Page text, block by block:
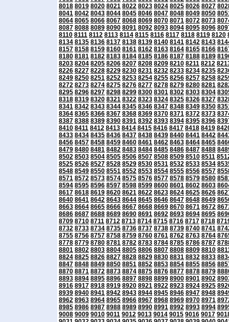
8018 8019 8020 8021 8022 8023 8024 8025 8026 8027
8041 8042 8043 8044 8045 8046 8047 8048 8049 8050
8064 8065 8066 8067 8068 8069 8070 8071 8072 8073
8087 8088 8089 8090 8091 8092 8093 8094 8095 8096
8110 8111 8112 8113 8114 8115 8116 8117 8118 8119 8120
8134 8135 8136 8137 8138 8139 8140 8141 8142 8143
8157 8158 8159 8160 8161 8162 8163 8164 8165 8166
8180 8181 8182 8183 8184 8185 8186 8187 8188 8189
8203 8204 8205 8206 8207 8208 8209 8210 8211 8212
8226 8227 8228 8229 8230 8231 8232 8233 8234 8235
8249 8250 8251 8252 8253 8254 8255 8256 8257 8258
8272 8273 8274 8275 8276 8277 8278 8279 8280 8281
8295 8296 8297 8298 8299 8300 8301 8302 8303 8304
8318 8319 8320 8321 8322 8323 8324 8325 8326 8327
8341 8342 8343 8344 8345 8346 8347 8348 8349 8350
8364 8365 8366 8367 8368 8369 8370 8371 8372 8373
8387 8388 8389 8390 8391 8392 8393 8394 8395 8396
8410 8411 8412 8413 8414 8415 8416 8417 8418 8419
8433 8434 8435 8436 8437 8438 8439 8440 8441 8442
8456 8457 8458 8459 8460 8461 8462 8463 8464 8465
8479 8480 8481 8482 8483 8484 8485 8486 8487 8488
8502 8503 8504 8505 8506 8507 8508 8509 8510 8511
8525 8526 8527 8528 8529 8530 8531 8532 8533 8534
8548 8549 8550 8551 8552 8553 8554 8555 8556 8557
8571 8572 8573 8574 8575 8576 8577 8578 8579 8580
8594 8595 8596 8597 8598 8599 8600 8601 8602 8603
8617 8618 8619 8620 8621 8622 8623 8624 8625 8626
8640 8641 8642 8643 8644 8645 8646 8647 8648 8649
8663 8664 8665 8666 8667 8668 8669 8670 8671 8672
8686 8687 8688 8689 8690 8691 8692 8693 8694 8695
8709 8710 8711 8712 8713 8714 8715 8716 8717 8718
8732 8733 8734 8735 8736 8737 8738 8739 8740 8741
8755 8756 8757 8758 8759 8760 8761 8762 8763 8764
8778 8779 8780 8781 8782 8783 8784 8785 8786 8787
8801 8802 8803 8804 8805 8806 8807 8808 8809 8810
8824 8825 8826 8827 8828 8829 8830 8831 8832 8833
8847 8848 8849 8850 8851 8852 8853 8854 8855 8856
8870 8871 8872 8873 8874 8875 8876 8877 8878 8879
8893 8894 8895 8896 8897 8898 8899 8900 8901 8902
8916 8917 8918 8919 8920 8921 8922 8923 8924 8925
8939 8940 8941 8942 8943 8944 8945 8946 8947 8948
8962 8963 8964 8965 8966 8967 8968 8969 8970 8971
8985 8986 8987 8988 8989 8990 8991 8992 8993 8994
9008 9009 9010 9011 9012 9013 9014 9015 9016 9017